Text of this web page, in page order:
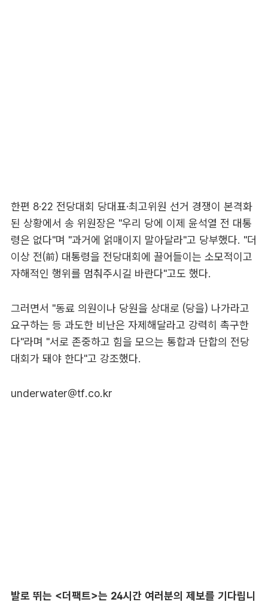
한편 8·22 전당대회 당대표·최고위원 선거 경쟁이 본격화
된 상황에서 송 위원장은 "우리 당에 이제 윤석열 전 대통
령은 없다"며 "과거에 얽매이지 말아달라"고 당부했다. "더
이상 전(前) 대통령을 전당대회에 끌어들이는 소모적이고
자해적인 행위를 멈춰주시길 바란다"고도 했다.
그러면서 "동료 의원이나 당원을 상대로 (당을) 나가라고
요구하는 등 과도한 비난은 자제해달라고 강력히 촉구한
다"라며 "서로 존중하고 힘을 모으는 통합과 단합의 전당
대회가 돼야 한다"고 강조했다.
underwater@tf.co.kr
발로 뛰는 <더팩트>는 24시간 여러분의 제보를 기다립니